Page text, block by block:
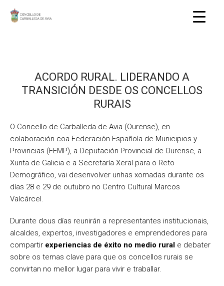
ACORDO RURAL. LIDERANDO A
TRANSICIÓN DESDE OS CONCELLOS
RURAIS
O Concello de Carballeda de Avia (Ourense), en
colaboración coa Federación Española de Municipios y
Provincias (FEMP), a Deputación Provincial de Ourense, a
Xunta de Galicia e a Secretaría Xeral para o Reto
Demográfico, vai desenvolver unhas xornadas durante os
días 28 e 29 de outubro no Centro Cultural Marcos
Valcárcel.
Durante dous días reunirán a representantes institucionais,
alcaldes, expertos, investigadores e emprendedores para
compartir experiencias de éxito no medio rural e debater
sobre os temas clave para que os concellos rurais se
convirtan no mellor lugar para vivir e traballar.